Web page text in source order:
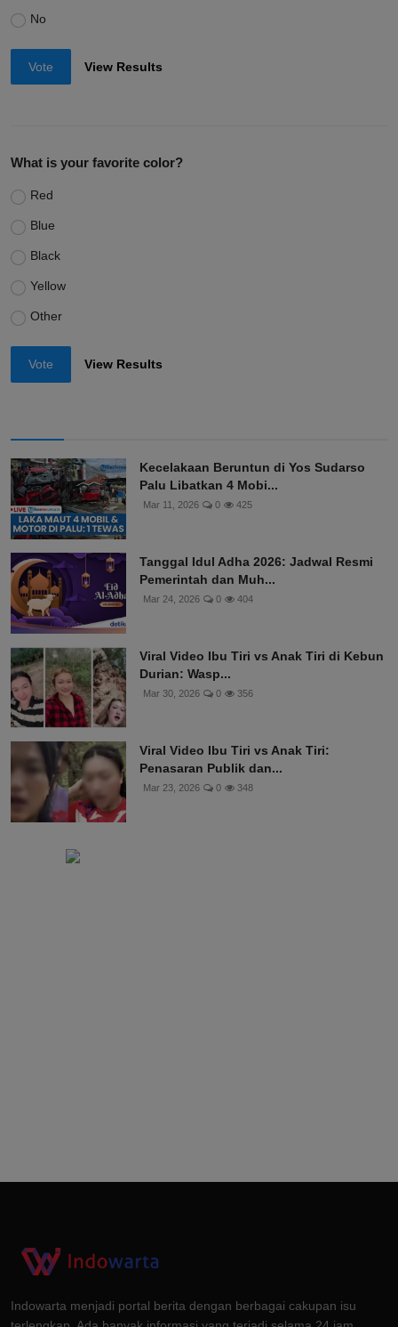
No
Vote View Results
What is your favorite color?
Red
Blue
Black
Yellow
Other
Vote View Results
Kecelakaan Beruntun di Yos Sudarso
Palu Libatkan 4 Mobi...
Mar 11, 2026 0 425
Tanggal Idul Adha 2026: Jadwal Resmi
Pemerintah dan Muh...
Mar 24, 2026 0 404
Viral Video Ibu Tiri vs Anak Tiri di Kebun
Durian: Wasp...
Mar 30, 2026 0 356
Viral Video Ibu Tiri vs Anak Tiri:
Penasaran Publik dan...
Mar 23, 2026 0 348
Indowarta menjadi portal berita dengan berbagai cakupan isu